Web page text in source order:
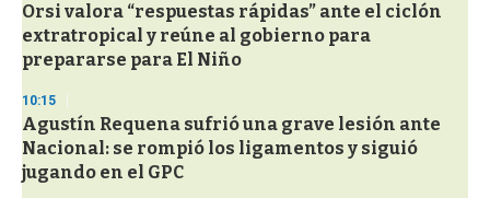
Orsi valora “respuestas rápidas” ante el ciclón
extratropical y reúne al gobierno para
prepararse para El Niño
10:15
Agustín Requena sufrió una grave lesión ante
Nacional: se rompió los ligamentos y siguió
jugando en el GPC